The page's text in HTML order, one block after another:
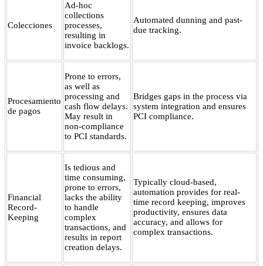
Colecciones
Ad-hoc
collections
processes,
resulting in
invoice backlogs.
Automated dunning and past-
due tracking.
Procesamiento
de pagos
Prone to errors,
as well as
processing and
cash flow delays.
May result in
non-compliance
to PCI standards.
Bridges gaps in the process via
system integration and ensures
PCI compliance.
Financial
Record-
Keeping
Is tedious and
time consuming,
prone to errors,
lacks the ability
to handle
complex
transactions, and
results in report
creation delays.
Typically cloud-based,
automation provides for real-
time record keeping, improves
productivity, ensures data
accuracy, and allows for
complex transactions.